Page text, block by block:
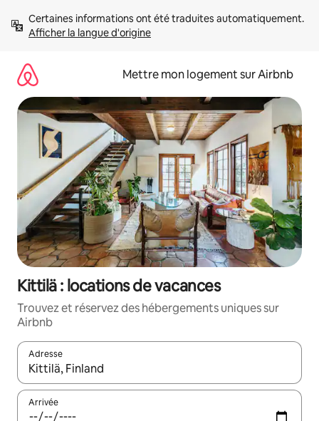
directement
Afficher la langue d'origine
Mettre mon logement sur Airbnb
Kittilä : locations de vacances
Trouvez et réservez des hébergements uniques sur
Airbnb
Adresse
Lorsque les résultats s'affichent, utilisez les flèches vers le
Arrivée